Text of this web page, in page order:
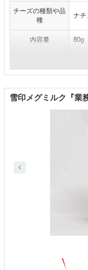
チーズの種類や品
種
ナチ
内容量 80g
ナ
雪印メグミルク『業